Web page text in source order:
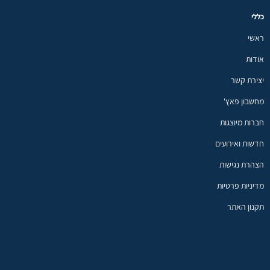
כללי
ראשי
אודות
יצירת קשר
מחשבון פאץ'
חברות מיוצגות
חדשות ואירועים
הצהרת נגישות
מדיניות פרטיות
תקנון האתר